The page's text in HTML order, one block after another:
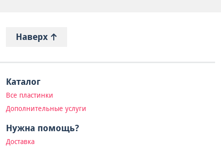
Наверх
Каталог
Все пластинки
Дополнительные услуги
Нужна помощь?
Доставка